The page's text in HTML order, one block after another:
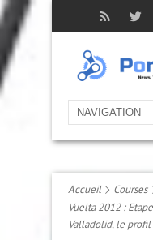
Accueil
Courses
Vuelta 2012 :
Valladolid, le profil